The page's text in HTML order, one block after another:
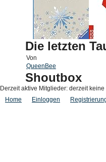
Die letzten
Von
QueenBee
Shoutbox
Derzeit aktive Mitglieder: derzeit
Home
Einloggen